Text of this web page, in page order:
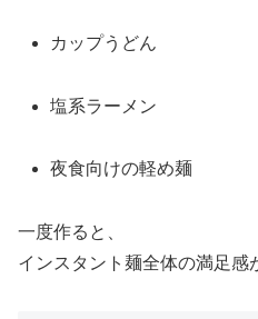
カップうどん
塩系ラーメン
夜食向けの軽め麺
一度作ると、
インスタント麺全体の満足感